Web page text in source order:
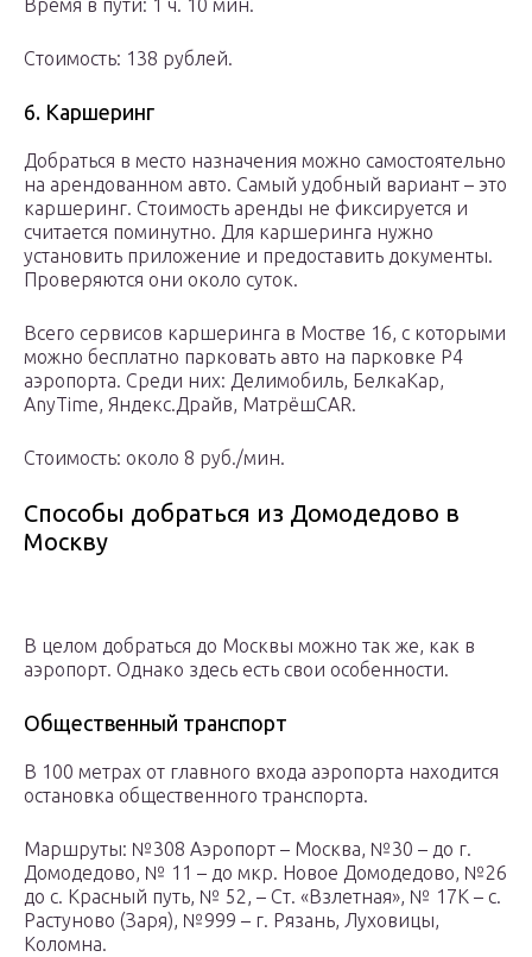
Время в пути: 1 ч. 10 мин.
Стоимость: 138 рублей.
6. Каршеринг
Добраться в место назначения можно самостоятельно
на арендованном авто. Самый удобный вариант – это
каршеринг. Стоимость аренды не фиксируется и
считается поминутно. Для каршеринга нужно
установить приложение и предоставить документы.
Проверяются они около суток.
Всего сервисов каршеринга в Мостве 16, с которыми
можно бесплатно парковать авто на парковке Р4
аэропорта. Среди них: Делимобиль, БелкаКар,
AnyTime, Яндекс.Драйв, МатрёшCAR.
Стоимость: около 8 руб./мин.
Способы добраться из Домодедово в
Москву
В целом добраться до Москвы можно так же, как в
аэропорт. Однако здесь есть свои особенности.
Общественный транспорт
В 100 метрах от главного входа аэропорта находится
остановка общественного транспорта.
Маршруты: №308 Аэропорт – Москва, №30 – до г.
Домодедово, № 11 – до мкр. Новое Домодедово, №26
до с. Красный путь, № 52, – Ст. «Взлетная», № 17К – с.
Растуново (Заря), №999 – г. Рязань, Луховицы,
Коломна.